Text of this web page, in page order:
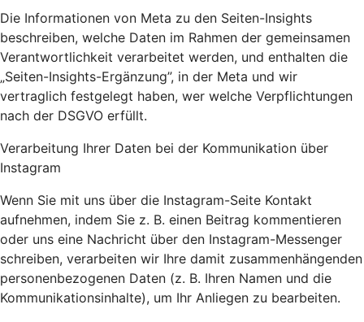
Die Informationen von Meta zu den Seiten-Insights
beschreiben, welche Daten im Rahmen der gemeinsamen
Verantwortlichkeit verarbeitet werden, und enthalten die
„Seiten-Insights-Ergänzung”, in der Meta und wir
vertraglich festgelegt haben, wer welche Verpflichtungen
nach der DSGVO erfüllt.
Verarbeitung Ihrer Daten bei der Kommunikation über
Instagram
Wenn Sie mit uns über die Instagram-Seite Kontakt
aufnehmen, indem Sie z. B. einen Beitrag kommentieren
oder uns eine Nachricht über den Instagram-Messenger
schreiben, verarbeiten wir Ihre damit zusammenhängenden
personenbezogenen Daten (z. B. Ihren Namen und die
Kommunikationsinhalte), um Ihr Anliegen zu bearbeiten.